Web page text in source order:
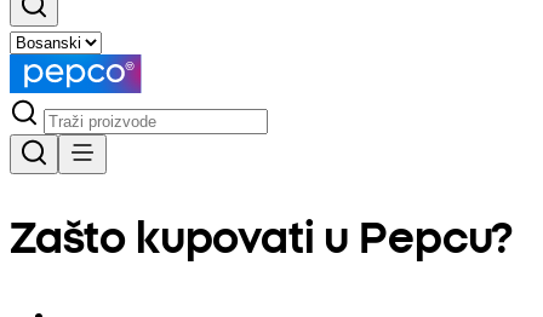
Zašto kupovati u Pepcu?